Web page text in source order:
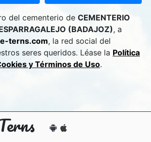
del cementerio de CEMENTERIO
(BADAJOZ), a
terns.com, la red social del
seres queridos. Léase la Política
y Términos de Uso.